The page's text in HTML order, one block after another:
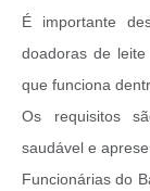
É importante
doadoras de
que funciona
Os requisitos
saudável e
Funcionárias do